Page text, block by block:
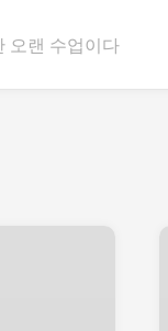
오랜 수업이다